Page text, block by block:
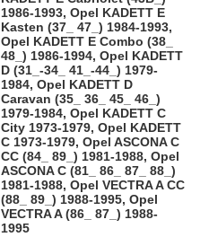
1986-1993, Opel KADETT E
Kasten (37_ 47_) 1984-1993,
Opel KADETT E Combo (38_
48_) 1986-1994, Opel KADETT
D (31_-34_ 41_-44_) 1979-
1984, Opel KADETT D
Caravan (35_ 36_ 45_ 46_)
1979-1984, Opel KADETT C
City 1973-1979, Opel KADETT
C 1973-1979, Opel ASCONA C
CC (84_ 89_) 1981-1988, Opel
ASCONA C (81_ 86_ 87_ 88_)
1981-1988, Opel VECTRA A CC
(88_ 89_) 1988-1995, Opel
VECTRA A (86_ 87_) 1988-
1995